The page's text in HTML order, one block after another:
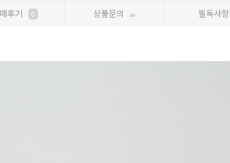
후기 0 상품문의 필독사항